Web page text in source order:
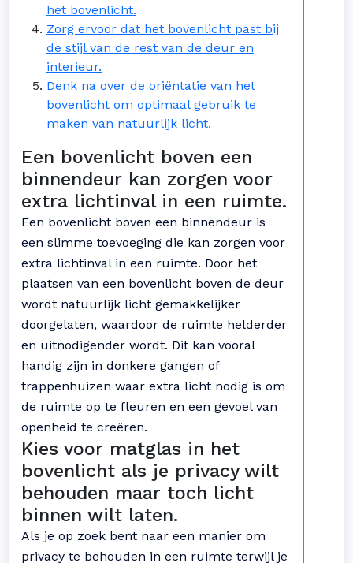
het bovenlicht.
Zorg ervoor dat het bovenlicht past bij
de stijl van de rest van de deur en
interieur.
Denk na over de oriëntatie van het
bovenlicht om optimaal gebruik te
maken van natuurlijk licht.
Een bovenlicht boven een
binnendeur kan zorgen voor
extra lichtinval in een ruimte.
Een bovenlicht boven een binnendeur is
een slimme toevoeging die kan zorgen voor
extra lichtinval in een ruimte. Door het
plaatsen van een bovenlicht boven de deur
wordt natuurlijk licht gemakkelijker
doorgelaten, waardoor de ruimte helderder
en uitnodigender wordt. Dit kan vooral
handig zijn in donkere gangen of
trappenhuizen waar extra licht nodig is om
de ruimte op te fleuren en een gevoel van
openheid te creëren.
Kies voor matglas in het
bovenlicht als je privacy wilt
behouden maar toch licht
binnen wilt laten.
Als je op zoek bent naar een manier om
privacy te behouden in een ruimte terwijl je